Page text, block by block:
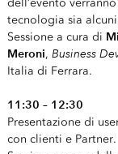
tecnologia sia
Sessione a cura di
Meroni, Business
Italia di Ferrara.
11:30 – 12:30
Presentazione di
con clienti e Partner.